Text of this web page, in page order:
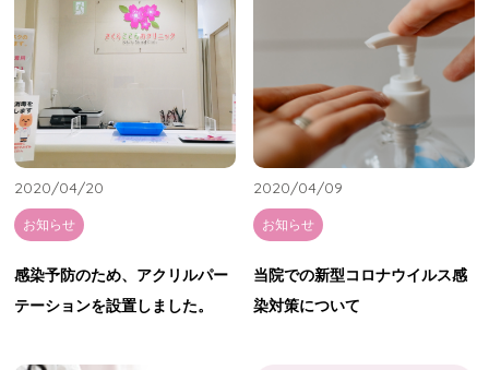
2020/04/20
お知らせ
感染予防のため、アクリルパー
テーションを設置しました。
2020/04/09
お知らせ
当院での新型コロナウイルス感
染対策について